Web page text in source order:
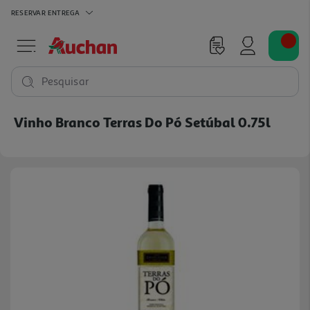
RESERVAR ENTREGA
Pesquisar
Vinho Branco Terras Do Pó Setúbal 0.75l